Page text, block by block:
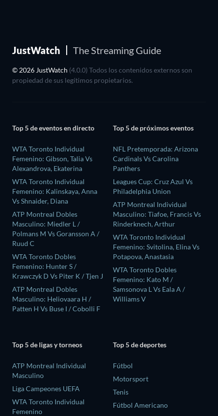
JustWatch The Streaming Guide
© 2026 JustWatch (4.0.0) Todos los contenidos externos son
propiedad de sus legítimos propietarios.
Top 5 de eventos en directo
WTA Toronto Individual
Femenino: Gibson, Talia Vs
Alexandrova, Ekaterina
WTA Toronto Individual
Femenino: Kalinskaya, Anna
Vs Shnaider, Diana
ATP Montreal Dobles
Masculino: Miedler L /
Polmans M Vs Goransson A /
Ruud C
WTA Toronto Dobles
Femenino: Hunter S /
Krawczyk D Vs Piter K / Tjen J
ATP Montreal Dobles
Masculino: Heliovaara H /
Patten H Vs Buse I / Cobolli F
Top 5 de próximos eventos
NFL Pretemporada: Arizona
Cardinals Vs Carolina
Panthers
Leagues Cup: Cruz Azul Vs
Philadelphia Union
ATP Montreal Individual
Masculino: Tiafoe, Francis Vs
Rinderknech, Arthur
WTA Toronto Individual
Femenino: Svitolina, Elina Vs
Potapova, Anastasia
WTA Toronto Dobles
Femenino: Kato M /
Samsonova L Vs Eala A /
Williams V
Top 5 de ligas y torneos
ATP Montreal Individual
Masculino
Liga Campeones UEFA
WTA Toronto Individual
Femenino
Top 5 de deportes
Fútbol
Motorsport
Tenis
Fútbol Americano